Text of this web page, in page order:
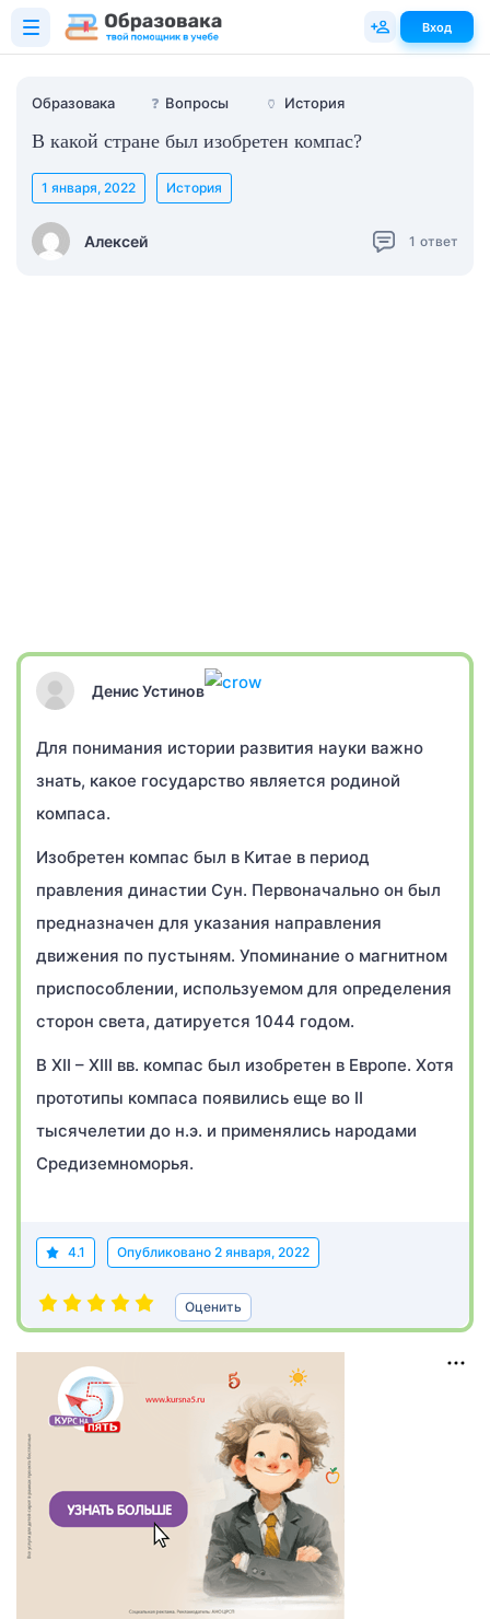
Образовака ❓ Вопросы 🏺 История
В какой стране был изобретен компас?
Алексей
1 января, 2022 История
1 ответ
Денис Устинов
Для понимания истории развития науки важно
знать, какое государство является родиной
компаса.
Изобретен компас был в Китае в период
правления династии Сун. Первоначально он был
предназначен для указания направления
движения по пустыням. Упоминание о магнитном
приспособлении, используемом для определения
сторон света, датируется 1044 годом.
В XII – XIII вв. компас был изобретен в Европе. Хотя
прототипы компаса появились еще во II
тысячелетии до н.э. и применялись народами
Средиземноморья.
4.1 Опубликовано 2 января, 2022
Оценить
Вход